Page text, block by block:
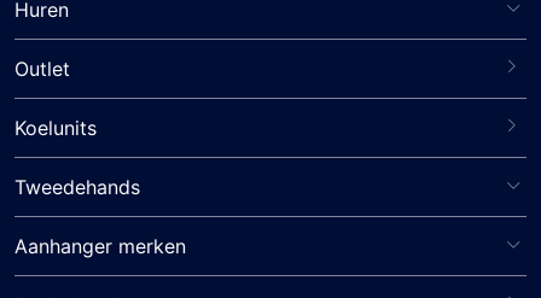
Huren
Outlet
Koelunits
Tweedehands
Aanhanger merken